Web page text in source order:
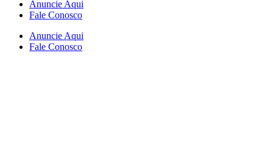
Anuncie Aqui
Fale Conosco
Anuncie Aqui
Fale Conosco